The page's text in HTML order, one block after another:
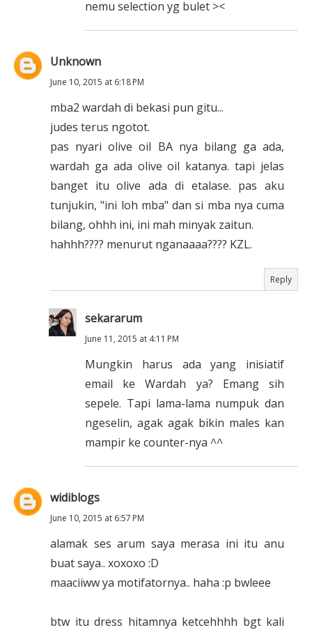
nemu selection yg bulet ><
Unknown
June 10, 2015 at 6:18 PM
mba2 wardah di bekasi pun gitu...
judes terus ngotot.
pas nyari olive oil BA nya bilang ga ada,
wardah ga ada olive oil katanya. tapi jelas
banget itu olive ada di etalase. pas aku
tunjukin, "ini loh mba" dan si mba nya cuma
bilang, ohhh ini, ini mah minyak zaitun.
hahhh???? menurut nganaaaa???? KZL.
Reply
sekararum
June 11, 2015 at 4:11 PM
Mungkin harus ada yang inisiatif
email ke Wardah ya? Emang sih
sepele. Tapi lama-lama numpuk dan
ngeselin, agak agak bikin males kan
mampir ke counter-nya ^^
widiblogs
June 10, 2015 at 6:57 PM
alamak ses arum saya merasa ini itu anu
buat saya.. xoxoxo :D
maaciiww ya motifatornya.. haha :p bwleee
btw itu dress hitamnya ketcehhhh bgt kali